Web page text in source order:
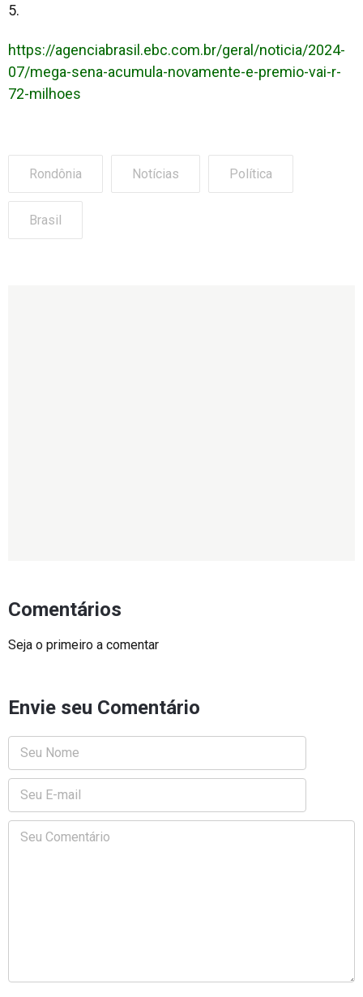
5.
https://agenciabrasil.ebc.com.br/geral/noticia/2024-
07/mega-sena-acumula-novamente-e-premio-vai-r-
72-milhoes
Rondônia Notícias Política
Brasil
Comentários
Seja o primeiro a comentar
Envie seu Comentário